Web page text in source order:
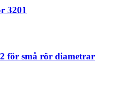
3201
för små rör diametrar